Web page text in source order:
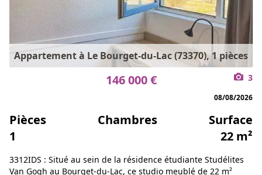
Appartement à Le Bourget-du-Lac (73370), 1 pièces
146 000 € 3
08/08/2026
Pièces
1
Chambres
Surface
22 m²
3312IDS : Situé au sein de la résidence étudiante Studélites
Van Gogh au Bourget-du-Lac, ce studio meublé de 22 m²